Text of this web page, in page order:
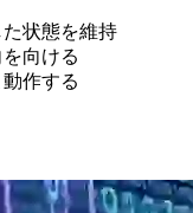
状態を維持
向ける
作する